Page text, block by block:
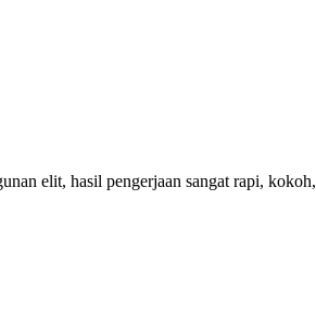
elit, hasil pengerjaan sangat rapi,